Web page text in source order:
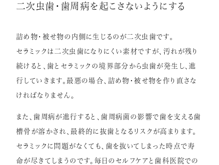
二次虫歯・歯周病を起こさないようにする
詰め物・被せ物の内側に生じるのが二次虫歯です。
セラミックは二次虫歯になりにくい素材ですが、汚れが残り
続けると、歯とセラミックの境界部分から虫歯が発生し、進
行していきます。最悪の場合、詰め物・被せ物を作り直さな
ければなりません。
また、歯周病が進行すると、歯周病菌の影響で歯を支える歯
槽骨が溶かされ、最終的に抜歯となるリスクが高まります。
セラミックに問題がなくても、歯を抜いてしまった時点で寿
命が尽きてしまうのです。毎日のセルフケアと歯科医院での